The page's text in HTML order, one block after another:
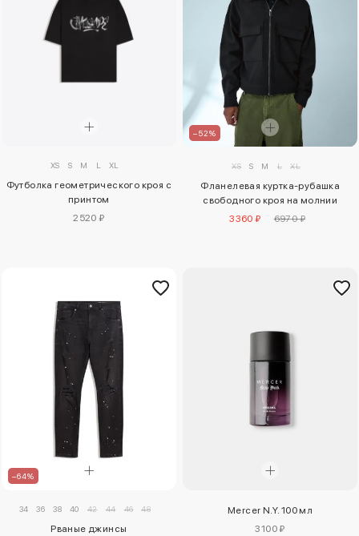
XS S M L XL
Футболка геометрического кроя с
принтом
2520 ₽
–52%
XS S M L XL
Фланелевая куртка-рубашка
свободного кроя на молнии
3360 ₽
6970 ₽
–64%
34 36 38 40 42 44 46 48
Рваные джинсы
Mercer N.Y. 100 мл
3100 ₽